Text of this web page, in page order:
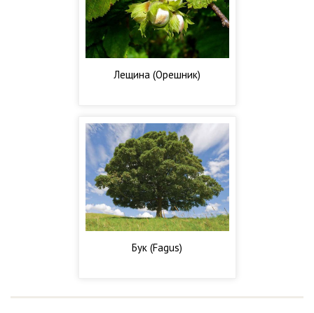
Лещина (Орешник)
Бук (Fagus)